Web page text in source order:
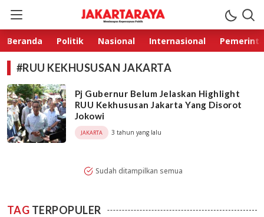
Jakarta Raya
Membangun Kepercayaan Publik
Beranda Politik Nasional Internasional
#RUU KEKHUSUSAN JAKARTA
Pj Gubernur Belum Jelaskan Highlight
RUU Kekhususan Jakarta Yang Disorot
Jokowi
JAKARTA 3 tahun yang lalu
Sudah ditampilkan semua
TAG TERPOPULER